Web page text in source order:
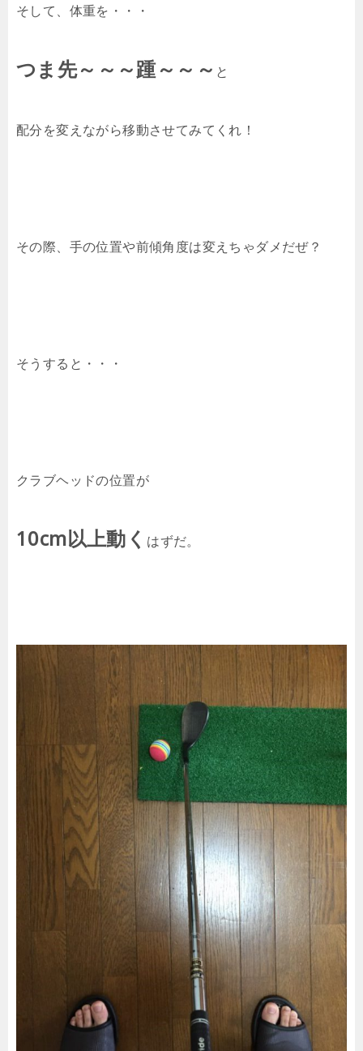
そして、体重を・・・
つま先～～～踵～～～ と
配分を変えながら移動させてみてくれ！
その際、手の位置や前傾角度は変えちゃダメだぜ？
そうすると・・・
クラブヘッドの位置が
10cm以上動く はずだ。